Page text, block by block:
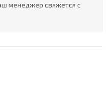
менеджер свяжется с